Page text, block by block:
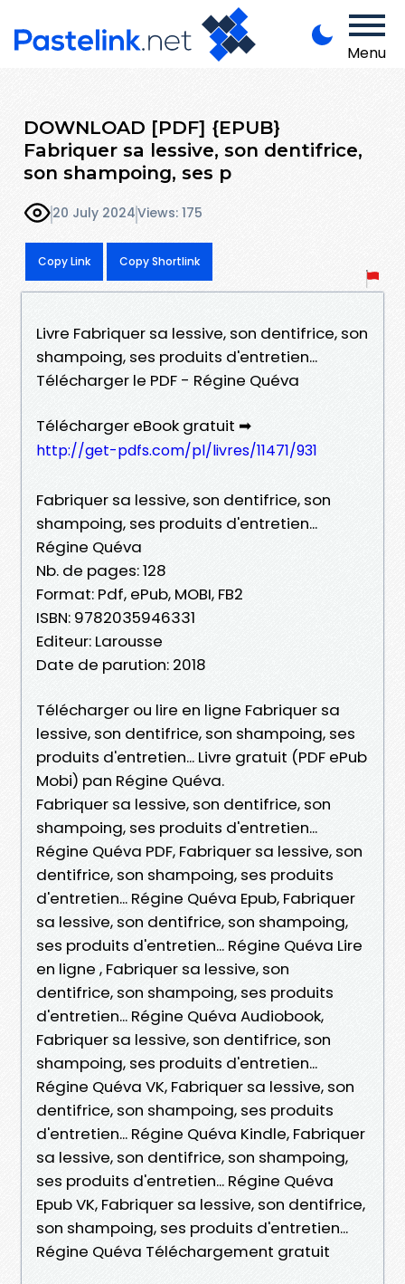
Menu
DOWNLOAD [PDF] {EPUB}
Fabriquer sa lessive, son dentifrice,
son shampoing, ses p
20 July 2024Views: 175
Copy Link Copy Shortlink
Livre Fabriquer sa lessive, son dentifrice, son
shampoing, ses produits d'entretien...
Télécharger le PDF - Régine Quéva
Télécharger eBook gratuit ➡
http://get-pdfs.com/pl/livres/11471/931
Fabriquer sa lessive, son dentifrice, son
shampoing, ses produits d'entretien...
Régine Quéva
Nb. de pages: 128
Format: Pdf, ePub, MOBI, FB2
ISBN: 9782035946331
Editeur: Larousse
Date de parution: 2018
Télécharger ou lire en ligne Fabriquer sa
lessive, son dentifrice, son shampoing, ses
produits d'entretien... Livre gratuit (PDF ePub
Mobi) pan Régine Quéva.
Fabriquer sa lessive, son dentifrice, son
shampoing, ses produits d'entretien...
Régine Quéva PDF, Fabriquer sa lessive, son
dentifrice, son shampoing, ses produits
d'entretien... Régine Quéva Epub, Fabriquer
sa lessive, son dentifrice, son shampoing,
ses produits d'entretien... Régine Quéva Lire
en ligne , Fabriquer sa lessive, son
dentifrice, son shampoing, ses produits
d'entretien... Régine Quéva Audiobook,
Fabriquer sa lessive, son dentifrice, son
shampoing, ses produits d'entretien...
Régine Quéva VK, Fabriquer sa lessive, son
dentifrice, son shampoing, ses produits
d'entretien... Régine Quéva Kindle, Fabriquer
sa lessive, son dentifrice, son shampoing,
ses produits d'entretien... Régine Quéva
Epub VK, Fabriquer sa lessive, son dentifrice,
son shampoing, ses produits d'entretien...
Régine Quéva Téléchargement gratuit